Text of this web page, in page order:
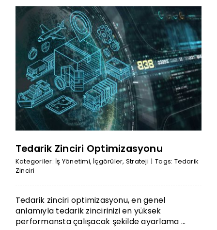
Tedarik Zinciri Optimizasyonu
Kategoriler: İş Yönetimi, İçgörüler, Strateji | Tags: Tedarik
Zinciri
Tedarik zinciri optimizasyonu, en genel
anlamıyla tedarik zincirinizi en yüksek
performansta çalışacak şekilde ayarlama ...